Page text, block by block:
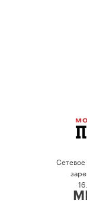
Сетевое